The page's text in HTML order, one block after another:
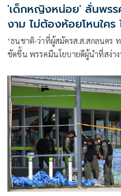
'เด็กหญิงหน่อย' ลั่นพรร
งาม ไม่ต้องห้อยโหนใคร
ต้องมีสาขา
‘ธนชาติ-ว่าที่ผู้สมัครส.ส.สกลนคร
ชัดขึ้น พรรคมีนโยบายดีผู้นำที่สง่า
ร้านสะดวกซื้อที่ต้องมีสาขา